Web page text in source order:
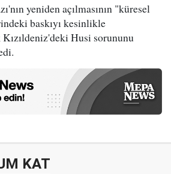
yeniden açılmasının "küresel
baskıyı kesinlikle
Husi sorununu
KAT